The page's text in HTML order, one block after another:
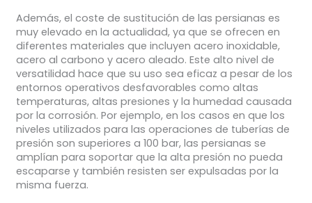
Además, el coste de sustitución de las persianas es
muy elevado en la actualidad, ya que se ofrecen en
diferentes materiales que incluyen acero inoxidable,
acero al carbono y acero aleado. Este alto nivel de
versatilidad hace que su uso sea eficaz a pesar de los
entornos operativos desfavorables como altas
temperaturas, altas presiones y la humedad causada
por la corrosión. Por ejemplo, en los casos en que los
niveles utilizados para las operaciones de tuberías de
presión son superiores a 100 bar, las persianas se
amplían para soportar que la alta presión no pueda
escaparse y también resisten ser expulsadas por la
misma fuerza.